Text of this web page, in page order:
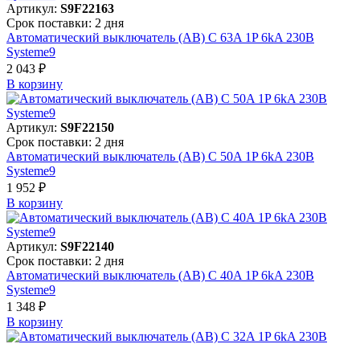
Артикул: S9F22163
Срок поставки: 2 дня
Автоматический выключатель (АВ) C 63A 1P 6kA 230В
Systeme9
2 043 ₽
В корзинy
Артикул: S9F22150
Срок поставки: 2 дня
Автоматический выключатель (АВ) C 50A 1P 6kA 230В
Systeme9
1 952 ₽
В корзинy
Артикул: S9F22140
Срок поставки: 2 дня
Автоматический выключатель (АВ) C 40A 1P 6kA 230В
Systeme9
1 348 ₽
В корзинy